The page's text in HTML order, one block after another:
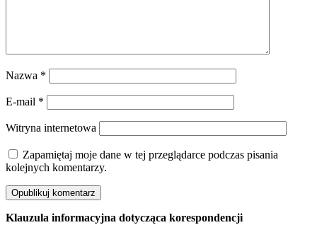
Nazwa *
E-mail *
Witryna internetowa
Zapamiętaj moje dane w tej przeglądarce podczas pisania
kolejnych komentarzy.
Klauzula informacyjna dotycząca korespondencji